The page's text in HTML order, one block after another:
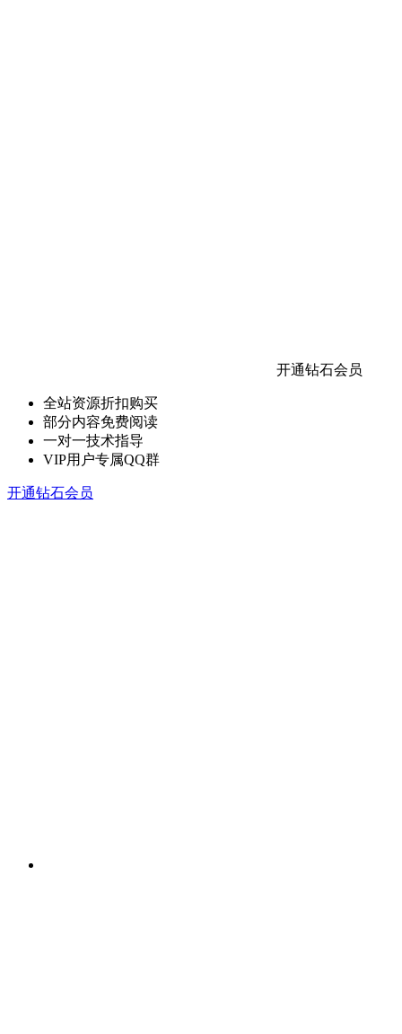
开通钻石会员
全站资源折扣购买
部分内容免费阅读
一对一技术指导
VIP用户专属QQ群
开通钻石会员